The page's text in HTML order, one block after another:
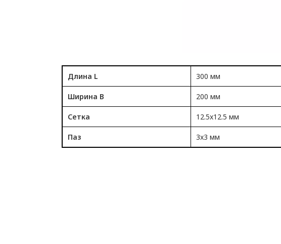
Длина L 300 мм
Ширина B 200 мм
Сетка 12.5x12.5 мм
Паз 3x3 мм